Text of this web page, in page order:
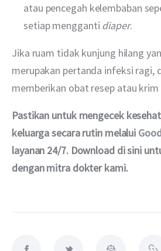
atau pencegah kelembaban
setiap mengganti diaper.
Jika ruam tidak kunjung hilang
merupakan pertanda infeksi ragi,
memberikan obat resep atau
Pastikan untuk mengecek
keluarga secara rutin melalui
layanan 24/7. Download di sini
dengan mitra dokter kami.